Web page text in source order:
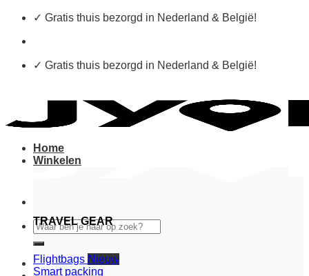
inhoud
✓ Gratis thuis bezorgd in Nederland & België!
✓ Gratis thuis bezorgd in Nederland & België!
Search
for:
Home
Winkelen
TRAVEL GEAR
Flightbags
Smart packing